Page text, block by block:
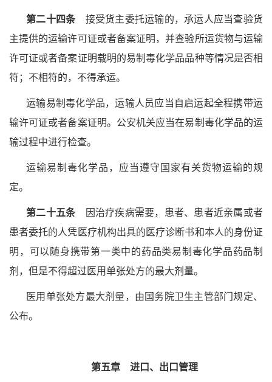
第二十四条接受货主委托运输的，承运人应当查验货
主提供的运输许可证或者备案证明，并查验所运货物与运输
许可证或者备案证明载明的易制毒化学品品种等情况是否相
符；不相符的，不得承运。
运输易制毒化学品，运输人员应当自启运起全程携带运
输许可证或者备案证明。公安机关应当在易制毒化学品的运
输过程中进行检查。
运输易制毒化学品，应当遵守国家有关货物运输的规
定。
第二十五条因治疗疾病需要，患者、患者近亲属或者
患者委托的人凭医疗机构出具的医疗诊断书和本人的身份证
明，可以随身携带第一类中的药品类易制毒化学品药品制
剂，但是不得超过医用单张处方的最大剂量。
医用单张处方最大剂量，由国务院卫生主管部门规定、
公布。
第五章 进口、出口管理